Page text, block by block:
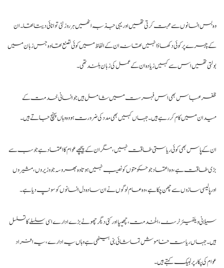
بس انسانوں سے محبت کرتی تھیں اور یہی جذبہ انھیں ہر روز نئی توانائی دیتا تھا۔ ان
چہرے پرکوئی دکھاؤا نہیں تھا نہ ان کے الفاظ میں کوئی تصنع تھا وہ جس زبان میں
تھیں اس سے کہیں زیادہ ان کے عمل کی زبان بلند تھی۔
عباس بھی اس فہرست میں شامل ہیں جو انسانی خدمت کے
میں کام کر رہے ہیں۔ جہاں کہیں بھی مدد کی ضرورت ہو وہ وہاں پہنچ جاتے ہیں۔
کے پاس بھی کوئی ریاستی طاقت نہیں، مگر ان کے پیچھے عوام کا اعتماد ہے جو سب سے
طاقت ہے، وہ اعتماد جو حکومتوں کو نصیب نہیں ہوتا وہ بھروسہ جو وزیروں، مشیروں
پالیسی سازوں سے چھن چکا ہے، وہ عام لوگوں نے ان سادہ دل انسانوں کو سونپ دیا ہے۔
ویلفیئر ٹرسٹ، الخدمت، چھیپا اورکئی دیگر چھوٹے بڑے ادارے اسی سلسلے کا تسلسل
جہاں ریاست خاموش تماشائی بنی بیٹھی ہے وہاں یہ ادارے، یہ افراد
کی پکار پر لبیک کہتے ہیں۔